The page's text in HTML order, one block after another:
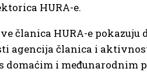
HURA-e.
članica HURA-e
agencija članica i
domaćim i